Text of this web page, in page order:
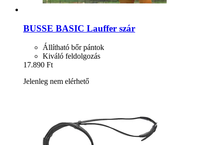
BUSSE BASIC Lauffer szár
Állítható bőr pántok
Kiváló feldolgozás
17.890 Ft
Jelenleg nem elérhető